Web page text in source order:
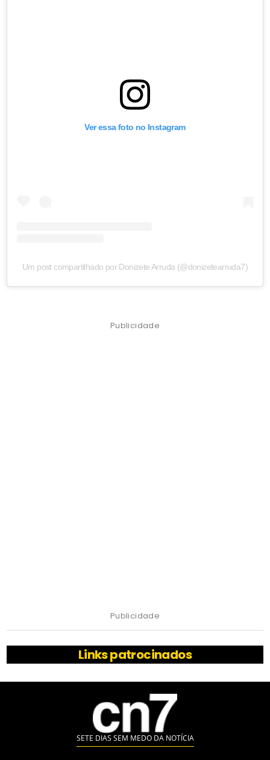
Ver essa foto no Instagram
Um post compartilhado por Donizete Arruda (@donizetearruda7)
Publicidade
Publicidade
Links patrocinados
SETE DIAS SEM MEDO DA NOTÍCIA